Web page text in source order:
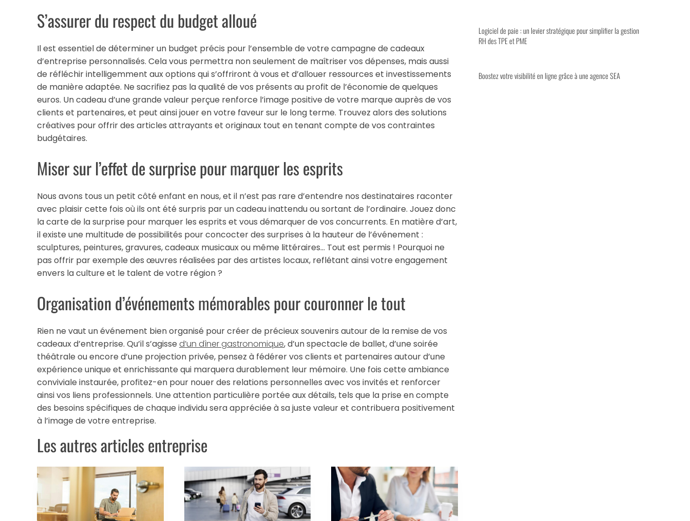
S’assurer du respect du budget alloué
Il est essentiel de déterminer un budget précis pour l’ensemble de votre campagne de cadeaux
d’entreprise personnalisés. Cela vous permettra non seulement de maîtriser vos dépenses, mais aussi
de réfléchir intelligemment aux options qui s’offriront à vous et d’allouer ressources et investissements
de manière adaptée. Ne sacrifiez pas la qualité de vos présents au profit de l’économie de quelques
euros. Un cadeau d’une grande valeur perçue renforce l’image positive de votre marque auprès de vos
clients et partenaires, et peut ainsi jouer en votre faveur sur le long terme. Trouvez alors des solutions
créatives pour offrir des articles attrayants et originaux tout en tenant compte de vos contraintes
budgétaires.
Miser sur l’effet de surprise pour marquer les esprits
Nous avons tous un petit côté enfant en nous, et il n’est pas rare d’entendre nos destinataires raconter
avec plaisir cette fois où ils ont été surpris par un cadeau inattendu ou sortant de l’ordinaire. Jouez donc
la carte de la surprise pour marquer les esprits et vous démarquer de vos concurrents. En matière d’art,
il existe une multitude de possibilités pour concocter des surprises à la hauteur de l’événement :
sculptures, peintures, gravures, cadeaux musicaux ou même littéraires… Tout est permis ! Pourquoi ne
pas offrir par exemple des œuvres réalisées par des artistes locaux, reflétant ainsi votre engagement
envers la culture et le talent de votre région ?
Organisation d’événements mémorables pour couronner le tout
Rien ne vaut un événement bien organisé pour créer de précieux souvenirs autour de la remise de vos
cadeaux d’entreprise. Qu’il s’agisse d’un dîner gastronomique, d’un spectacle de ballet, d’une soirée
théâtrale ou encore d’une projection privée, pensez à fédérer vos clients et partenaires autour d’une
expérience unique et enrichissante qui marquera durablement leur mémoire. Une fois cette ambiance
conviviale instaurée, profitez-en pour nouer des relations personnelles avec vos invités et renforcer
ainsi vos liens professionnels. Une attention particulière portée aux détails, tels que la prise en compte
des besoins spécifiques de chaque individu sera appréciée à sa juste valeur et contribuera positivement
à l’image de votre entreprise.
Les autres articles entreprise
Logiciel de paie : un levier stratégique pour simplifier la gestion
RH des TPE et PME
Boostez votre visibilité en ligne grâce à une agence SEA